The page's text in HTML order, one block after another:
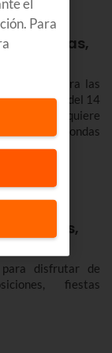
fechas,
listas para las
personas del 14
que nadie quiere
las rondas
la Salve.
festivales,
disfrutar de
fiestas
el
Para